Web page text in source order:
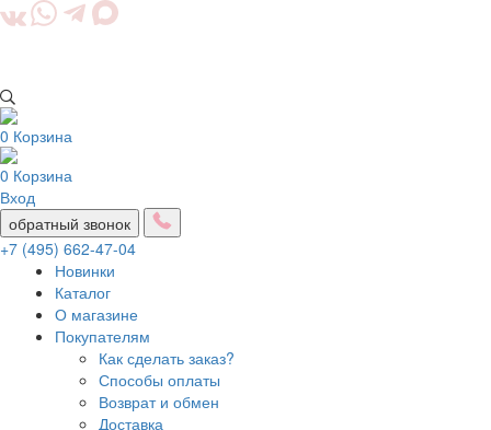
0 Корзина
0 Корзина
Вход
обратный звонок
+7 (495) 662-47-04
Новинки
Каталог
О магазине
Покупателям
Как сделать заказ?
Способы оплаты
Возврат и обмен
Доставка